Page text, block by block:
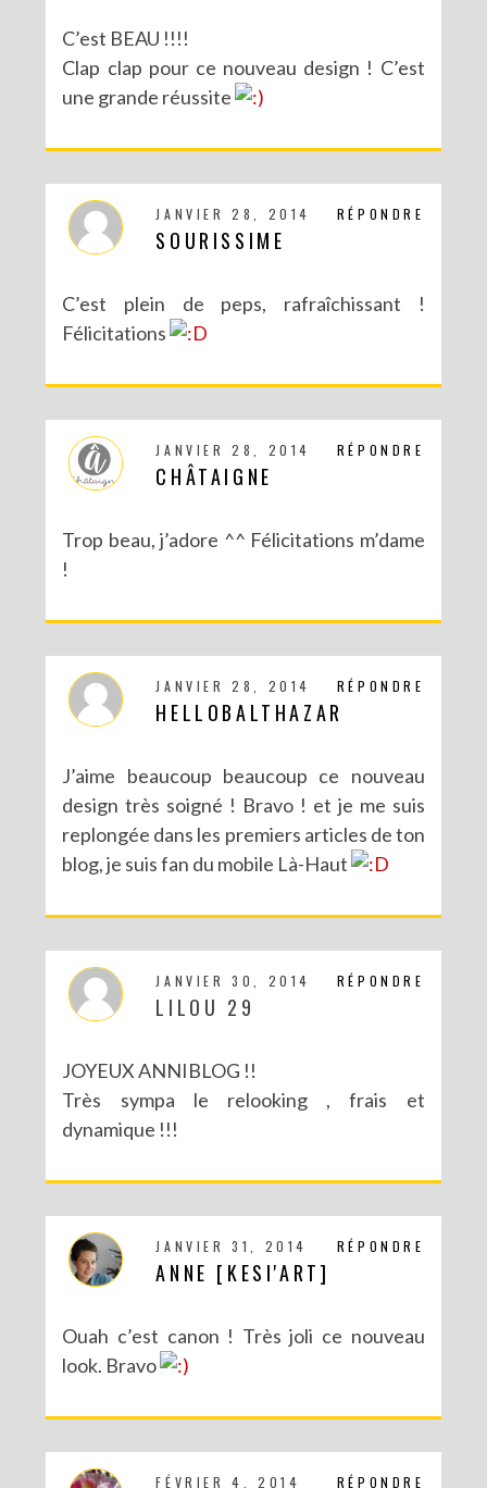
C’est BEAU !!!!
Clap clap pour ce nouveau design ! C’est
une grande réussite
RÉPONDRE
JANVIER 28, 2014
SOURISSIME
C’est plein de peps, rafraîchissant !
Félicitations
RÉPONDRE
JANVIER 28, 2014
CHÂTAIGNE
Trop beau, j’adore ^^ Félicitations m’dame
!
RÉPONDRE
JANVIER 28, 2014
HELLOBALTHAZAR
J’aime beaucoup beaucoup ce nouveau
design très soigné ! Bravo ! et je me suis
replongée dans les premiers articles de ton
blog, je suis fan du mobile Là-Haut
RÉPONDRE
JANVIER 30, 2014
LILOU 29
JOYEUX ANNIBLOG !!
Très sympa le relooking , frais et
dynamique !!!
RÉPONDRE
JANVIER 31, 2014
ANNE [KESI'ART]
Ouah c’est canon ! Très joli ce nouveau
look. Bravo
RÉPONDRE
FÉVRIER 4, 2014